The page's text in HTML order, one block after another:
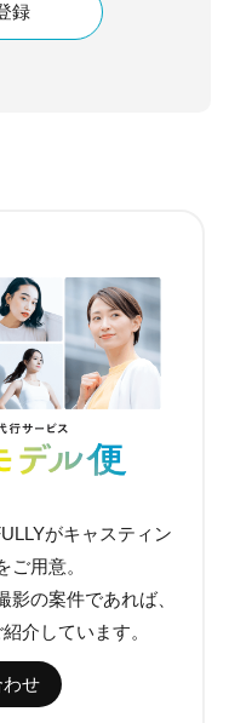
録
がキャスティン
ご用意。
の案件であれば、
介しています。
せ